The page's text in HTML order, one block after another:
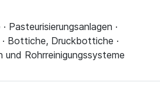
Pasteurisierungsanlagen ·
Bottiche, Druckbottiche ·
und Rohrreinigungssysteme